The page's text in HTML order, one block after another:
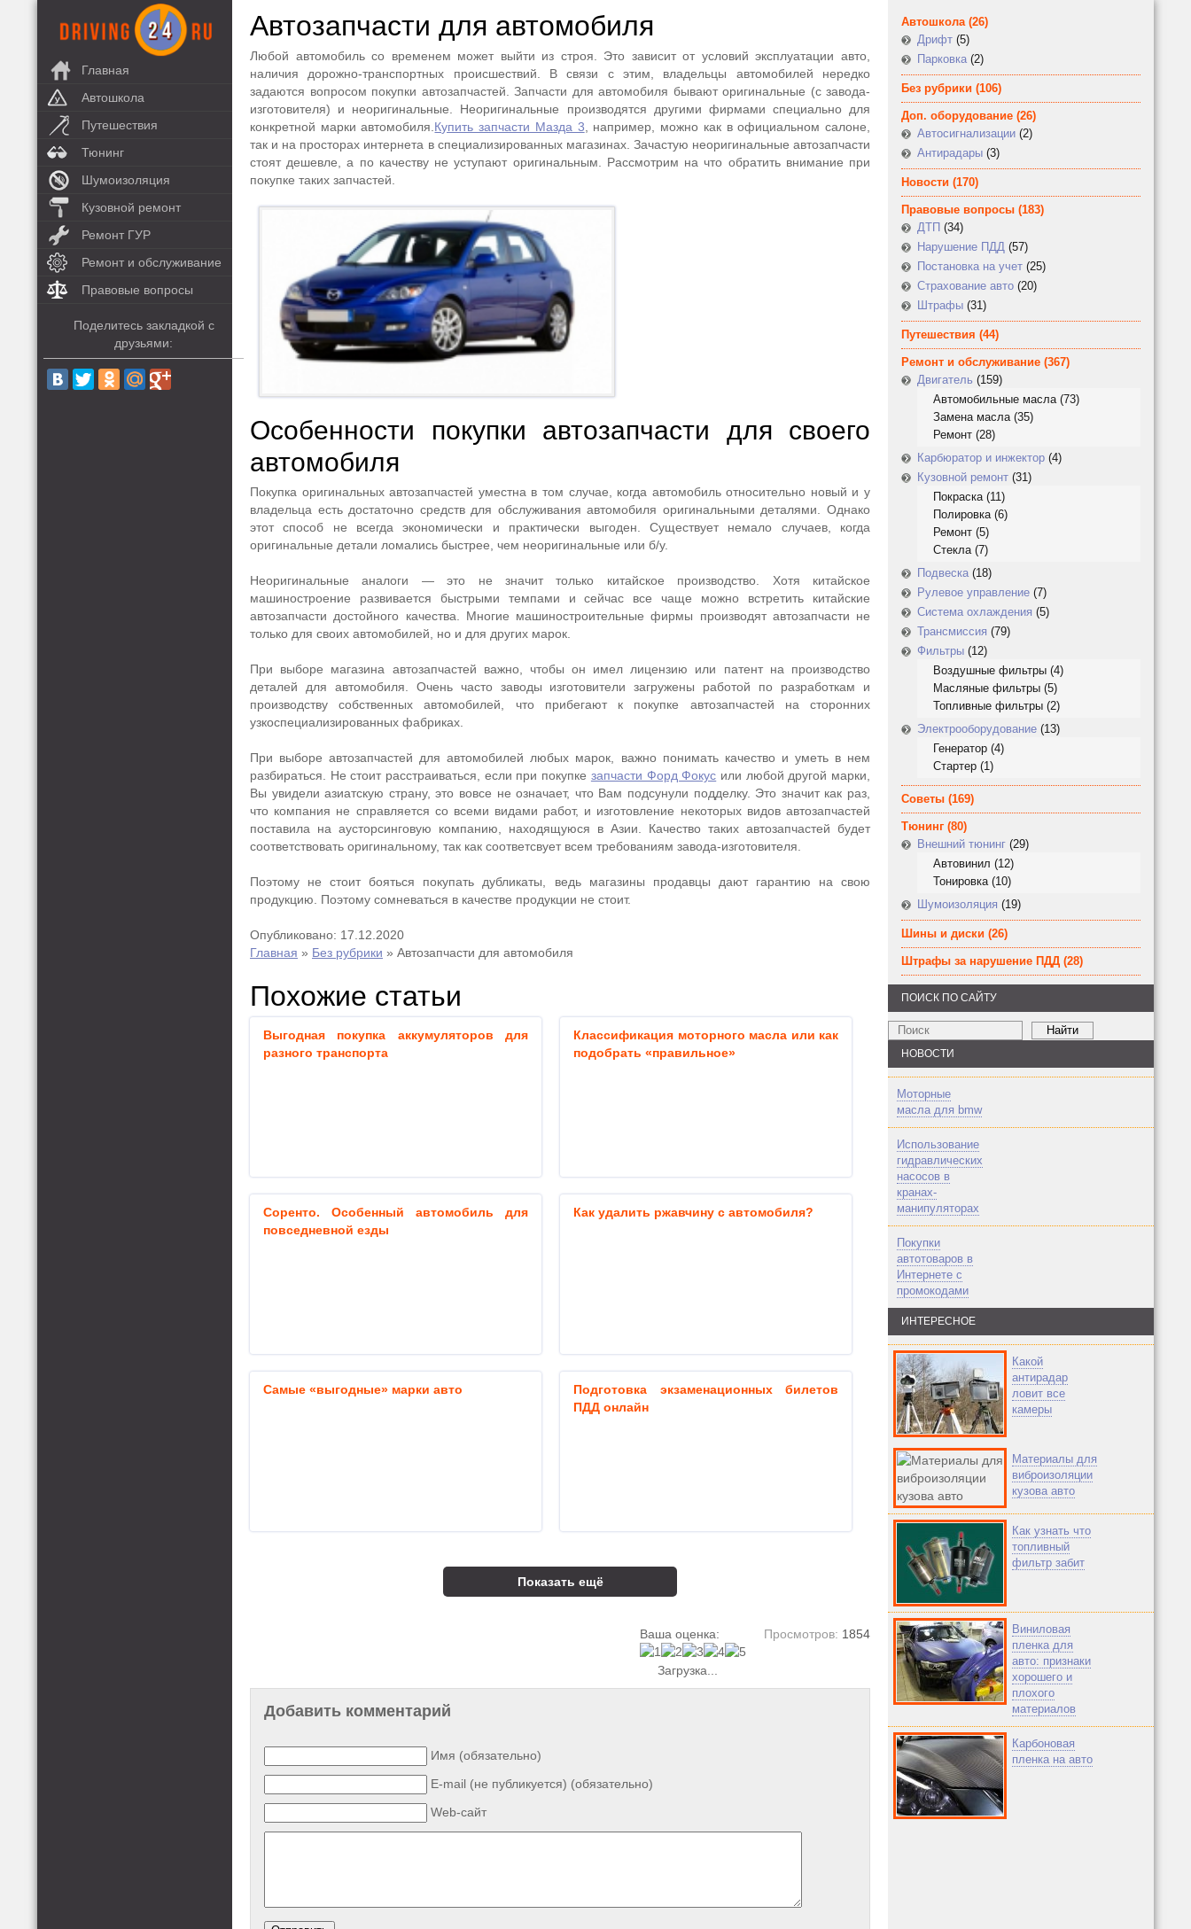
Главная
Автошкола
Путешествия
Тюнинг
Шумоизоляция
Кузовной ремонт
Ремонт ГУР
Ремонт и обслуживание
Правовые вопросы
Поделитесь закладкой с
друзьями:
Автозапчасти для автомобиля
Любой автомобиль со временем может выйти из строя. Это зависит от условий эксплуатации авто,
наличия дорожно-транспортных происшествий. В связи с этим, владельцы автомобилей нередко
задаются вопросом покупки автозапчастей. Запчасти для автомобиля бывают оригинальные (с завода-
изготовителя) и неоригинальные. Неоригинальные производятся другими фирмами специально для
конкретной марки автомобиля. Купить запчасти Мазда 3 , например, можно как в официальном салоне,
так и на просторах интернета в специализированных магазинах. Зачастую неоригинальные автозапчасти
стоят дешевле, а по качеству не уступают оригинальным. Рассмотрим на что обратить внимание при
покупке таких запчастей.
Особенности покупки автозапчасти для своего
автомобиля
Покупка оригинальных автозапчастей уместна в том случае, когда автомобиль относительно новый и у
владельца есть достаточно средств для обслуживания автомобиля оригинальными деталями. Однако
этот способ не всегда экономически и практически выгоден. Существует немало случаев, когда
оригинальные детали ломались быстрее, чем неоригинальные или б/у.
Неоригинальные аналоги — это не значит только китайское производство. Хотя китайское
машиностроение развивается быстрыми темпами и сейчас все чаще можно встретить китайские
автозапчасти достойного качества. Многие машиностроительные фирмы производят автозапчасти не
только для своих автомобилей, но и для других марок.
При выборе магазина автозапчастей важно, чтобы он имел лицензию или патент на производство
деталей для автомобиля. Очень часто заводы изготовители загружены работой по разработкам и
производству собственных автомобилей, что прибегают к покупке автозапчастей на сторонних
узкоспециализированных фабриках.
При выборе автозапчастей для автомобилей любых марок, важно понимать качество и уметь в нем
разбираться. Не стоит расстраиваться, если при покупке запчасти Форд Фокус или любой другой марки,
Вы увидели азиатскую страну, это вовсе не означает, что Вам подсунули подделку. Это значит как раз,
что компания не справляется со всеми видами работ, и изготовление некоторых видов автозапчастей
поставила на аусторсинговую компанию, находящуюся в Азии. Качество таких автозапчастей будет
соответствовать оригинальному, так как соответсвует всем требованиям завода-изготовителя.
Поэтому не стоит бояться покупать дубликаты, ведь магазины продавцы дают гарантию на свою
продукцию. Поэтому сомневаться в качестве продукции не стоит.
Опубликовано: 17.12.2020
Главная » Без рубрики » Автозапчасти для автомобиля
Похожие статьи
Выгодная покупка аккумуляторов для
разного транспорта
Классификация моторного масла или как
подобрать «правильное»
Соренто. Особенный автомобиль для
повседневной езды
Как удалить ржавчину с автомобиля?
Самые «выгодные» марки авто
Подготовка экзаменационных билетов
ПДД онлайн
Показать ещё
Просмотров: 1854
Ваша оценка:
Загрузка...
Добавить комментарий
Имя (обязательно)
E-mail (не публикуется) (обязательно)
Web-сайт
Автошкола(26)
Дрифт (5)
Парковка (2)
Без рубрики (106)
Доп. оборудование (26)
Автосигнализации (2)
Антирадары (3)
Новости (170)
Правовые вопросы (183)
ДТП (34)
Нарушение ПДД (57)
Постановка на учет (25)
Страхование авто (20)
Штрафы (31)
Путешествия (44)
Ремонт и обслуживание (367)
Двигатель (159)
Автомобильные масла(73)
Замена масла(35)
Ремонт (28)
Карбюратор и инжектор (4)
Кузовной ремонт (31)
Покраска(11)
Полировка(6)
Ремонт (5)
Стекла(7)
Подвеска (18)
Рулевое управление (7)
Система охлаждения (5)
Трансмиссия (79)
Фильтры (12)
Воздушные фильтры (4)
Масляные фильтры (5)
Топливные фильтры (2)
Электрооборудование (13)
Генератор (4)
Стартер (1)
Советы (169)
Тюнинг (80)
Внешний тюнинг (29)
Автовинил (12)
Тонировка(10)
Шумоизоляция (19)
Шины и диски (26)
Штрафы за нарушение ПДД (28)
ПОИСК ПО САЙТУ
НОВОСТИ
Моторные
масла для bmw
Использование
гидравлических
насосов в
кранах-
манипуляторах
Покупки
автотоваров в
Интернете с
промокодами
ИНТЕРЕСНОЕ
Какой
антирадар
ловит все
камеры
Материалы для
виброизоляции
кузова авто
Как узнать что
топливный
фильтр забит
Виниловая
пленка для
авто: признаки
хорошего и
плохого
материалов
Карбоновая
пленка на авто